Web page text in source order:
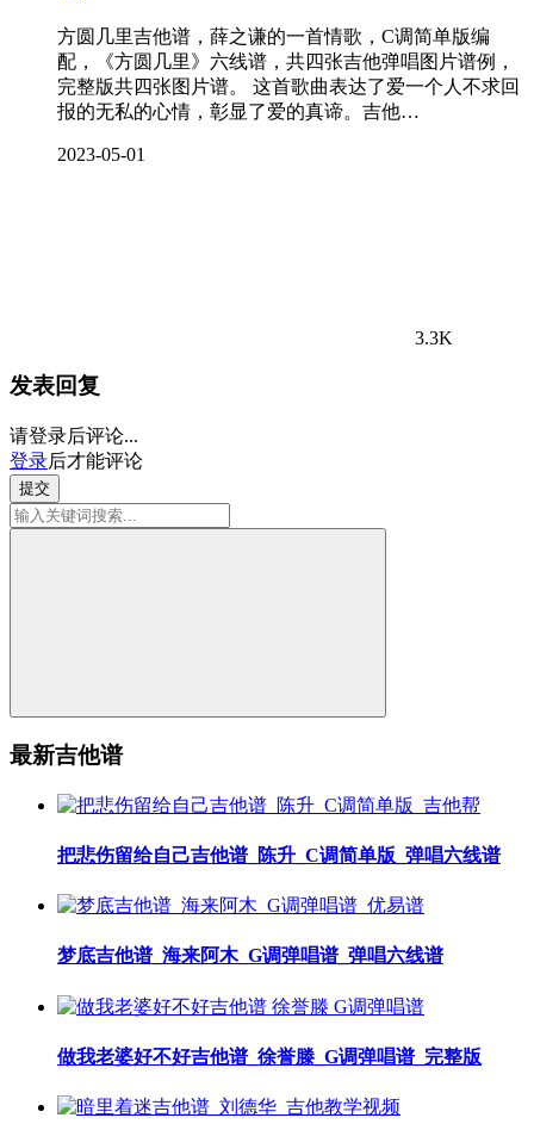
方圆几里吉他谱，薛之谦的一首情歌，C调简单版编
配，《方圆几里》六线谱，共四张吉他弹唱图片谱例，
完整版共四张图片谱。 这首歌曲表达了爱一个人不求回
报的无私的心情，彰显了爱的真谛。吉他…
2023-05-01
3.3K
发表回复
请登录后评论...
登录后才能评论
提交
最新吉他谱
把悲伤留给自己吉他谱_陈升_C调简单版_弹唱六线谱
梦底吉他谱_海来阿木_G调弹唱谱_弹唱六线谱
做我老婆好不好吉他谱_徐誉滕_G调弹唱谱_完整版